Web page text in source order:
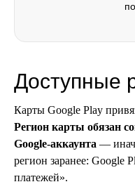
Доступные
Карты Google Play
Регион карты обязан
Google-аккаунта —
регион заранее:
платежей».